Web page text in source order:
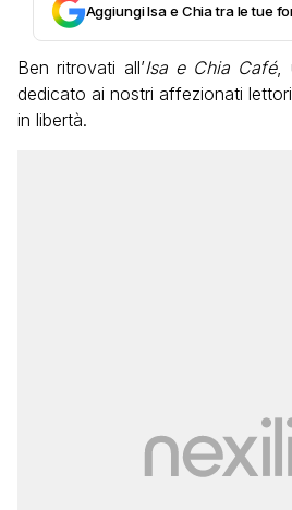
Aggiungi Isa e Chia tra le tue
Ben ritrovati all’Isa e Chia Café,
dedicato ai nostri affezionati
in libertà.